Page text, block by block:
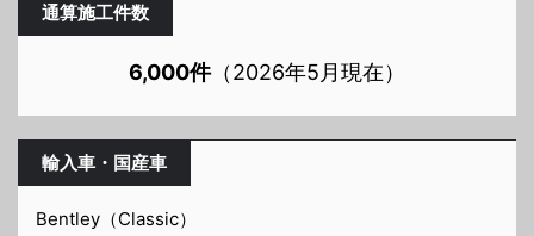
通算施工件数
6,000件（2026年5月現在）
輸入車・国産車
Bentley（Classic）